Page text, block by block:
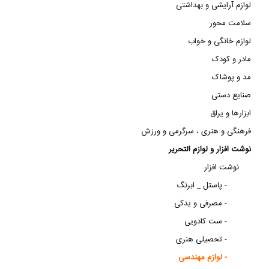
لوازم آرایشی و بهداشتی
سلامت محور
لوازم خانگی و خواب
مادر و کودک
مد و پوشاک
صنایع دستی
ابزارها و یراق
فرهنگی و هنری ، سرگرمی و ورزش
نوشت افزار و لوازم التحریر
نوشت افزار
پاستل _ ابرنگ -
مصرفی و یدکی -
ست کادویی -
تحصیلی هنری -
لوازم مهندسی -